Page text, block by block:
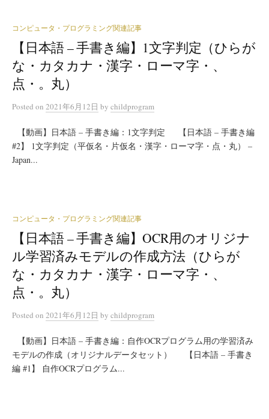
コンピュータ・プログラミング関連記事
【日本語 – 手書き編】1文字判定（ひらが
な・カタカナ・漢字・ローマ字・、
点・。丸）
Posted on 2021年6月12日 by childprogram
【動画】日本語 – 手書き編：1文字判定 【日本語 – 手書き編
#2】 1文字判定（平仮名・片仮名・漢字・ローマ字・点・丸） –
Japan...
コンピュータ・プログラミング関連記事
【日本語 – 手書き編】OCR用のオリジナ
ル学習済みモデルの作成方法（ひらが
な・カタカナ・漢字・ローマ字・、
点・。丸）
Posted on 2021年6月12日 by childprogram
【動画】日本語 – 手書き編：自作OCRプログラム用の学習済み
モデルの作成（オリジナルデータセット） 【日本語 – 手書き
編 #1】 自作OCRプログラム...